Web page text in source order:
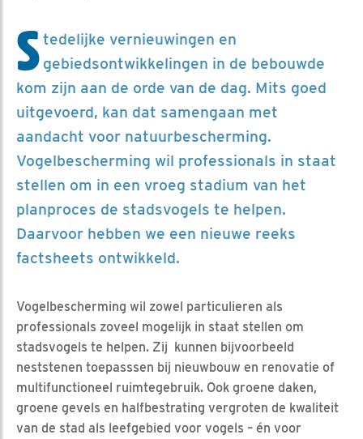
Stedelijke vernieuwingen en
gebiedsontwikkelingen in de bebouwde
kom zijn aan de orde van de dag. Mits goed
uitgevoerd, kan dat samengaan met
aandacht voor natuurbescherming.
Vogelbescherming wil professionals in staat
stellen om in een vroeg stadium van het
planproces de stadsvogels te helpen.
Daarvoor hebben we een nieuwe reeks
factsheets ontwikkeld.
Vogelbescherming wil zowel particulieren als
professionals zoveel mogelijk in staat stellen om
stadsvogels te helpen. Zij kunnen bijvoorbeeld
neststenen toepasssen bij nieuwbouw en renovatie of
multifunctioneel ruimtegebruik. Ook groene daken,
groene gevels en halfbestrating vergroten de kwaliteit
van de stad als leefgebied voor vogels – én voor